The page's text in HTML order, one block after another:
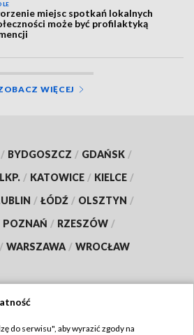
miejsc spotkań lokalnych
może być profilaktyką
WIĘCEJ
/ BYDGOSZCZ / GDAŃSK /
/ KATOWICE / KIELCE /
/ ŁÓDŹ / OLSZTYN /
POZNAŃ / RZESZÓW /
/ WARSZAWA / WROCŁAW
do serwisu", aby wyrazić zgody na